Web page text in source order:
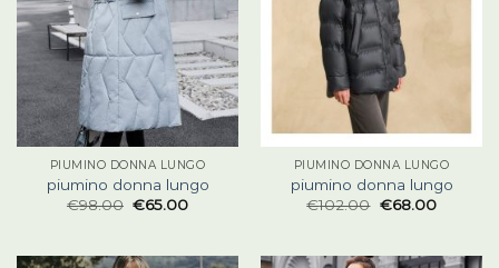
PIUMINO DONNA LUNGO
piumino donna lungo
€98.00 €65.00
PIUMINO DONNA LUNGO
piumino donna lungo
€102.00 €68.00